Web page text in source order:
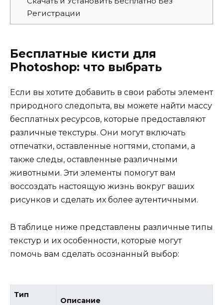
Регистрации
Бесплатные кисти для
Photoshop: что выбрать
Если вы хотите добавить в свои работы элемент
природного следопыта, вы можете найти массу
бесплатных ресурсов, которые предоставляют
различные текстуры. Они могут включать
отпечатки, оставленные ногтями, стопами, а
также следы, оставленные различными
животными. Эти элементы помогут вам
воссоздать настоящую жизнь вокруг ваших
рисунков и сделать их более аутентичными.
В таблице ниже представлены различные типы
текстур и их особенности, которые могут
помочь вам сделать осознанный выбор:
Тип
Описание